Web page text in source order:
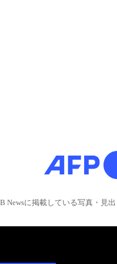
Newsに掲載している写真・見